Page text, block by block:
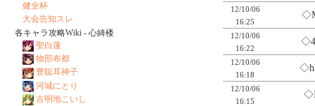
12/10/06
16:25
12/10/06
16:22
12/10/06
16:18
12/10/06
16:15
健全杯
大会告知スレ
各キャラ攻略Wiki - 心綺楼
聖白蓮
物部布都
豊聡耳神子
河城にとり
古明地こいし